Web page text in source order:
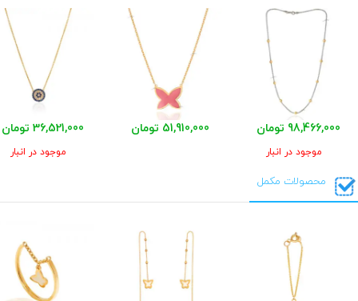
98,466,000 تومان
موجود در انبار
51,910,000 تومان 36,521,000 تومان
موجود در انبار
محصولات مکمل